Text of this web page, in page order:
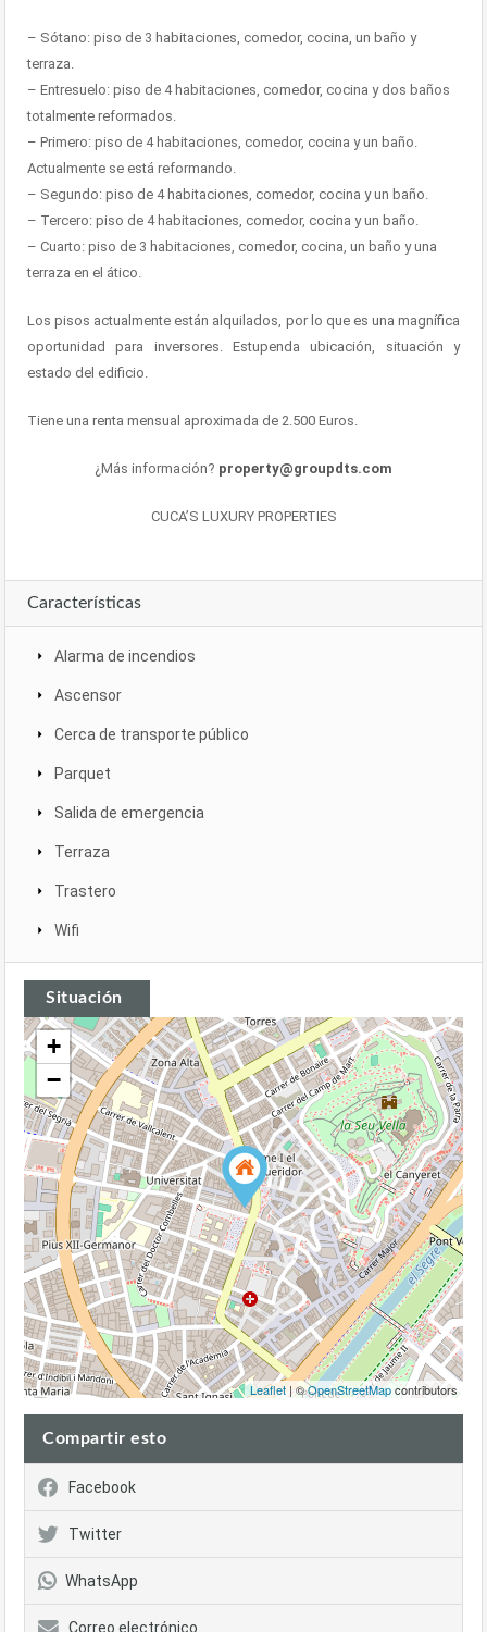
– Sótano: piso de 3 habitaciones, comedor, cocina, un baño y
terraza.
– Entresuelo: piso de 4 habitaciones, comedor, cocina y dos baños
totalmente reformados.
– Primero: piso de 4 habitaciones, comedor, cocina y un baño.
Actualmente se está reformando.
– Segundo: piso de 4 habitaciones, comedor, cocina y un baño.
– Tercero: piso de 4 habitaciones, comedor, cocina y un baño.
– Cuarto: piso de 3 habitaciones, comedor, cocina, un baño y una
terraza en el ático.
Los pisos actualmente están alquilados, por lo que es una magnífica
oportunidad para inversores. Estupenda ubicación, situación y
estado del edificio.
Tiene una renta mensual aproximada de 2.500 Euros.
¿Más información? property@groupdts.com
CUCA’S LUXURY PROPERTIES
Características
Alarma de incendios
Ascensor
Cerca de transporte público
Parquet
Salida de emergencia
Terraza
Trastero
Wifi
Situación
+
−
Leaflet| ©OpenStreetMapcontributors
Compartir esto
Facebook
Twitter
WhatsApp
Correo electrónico